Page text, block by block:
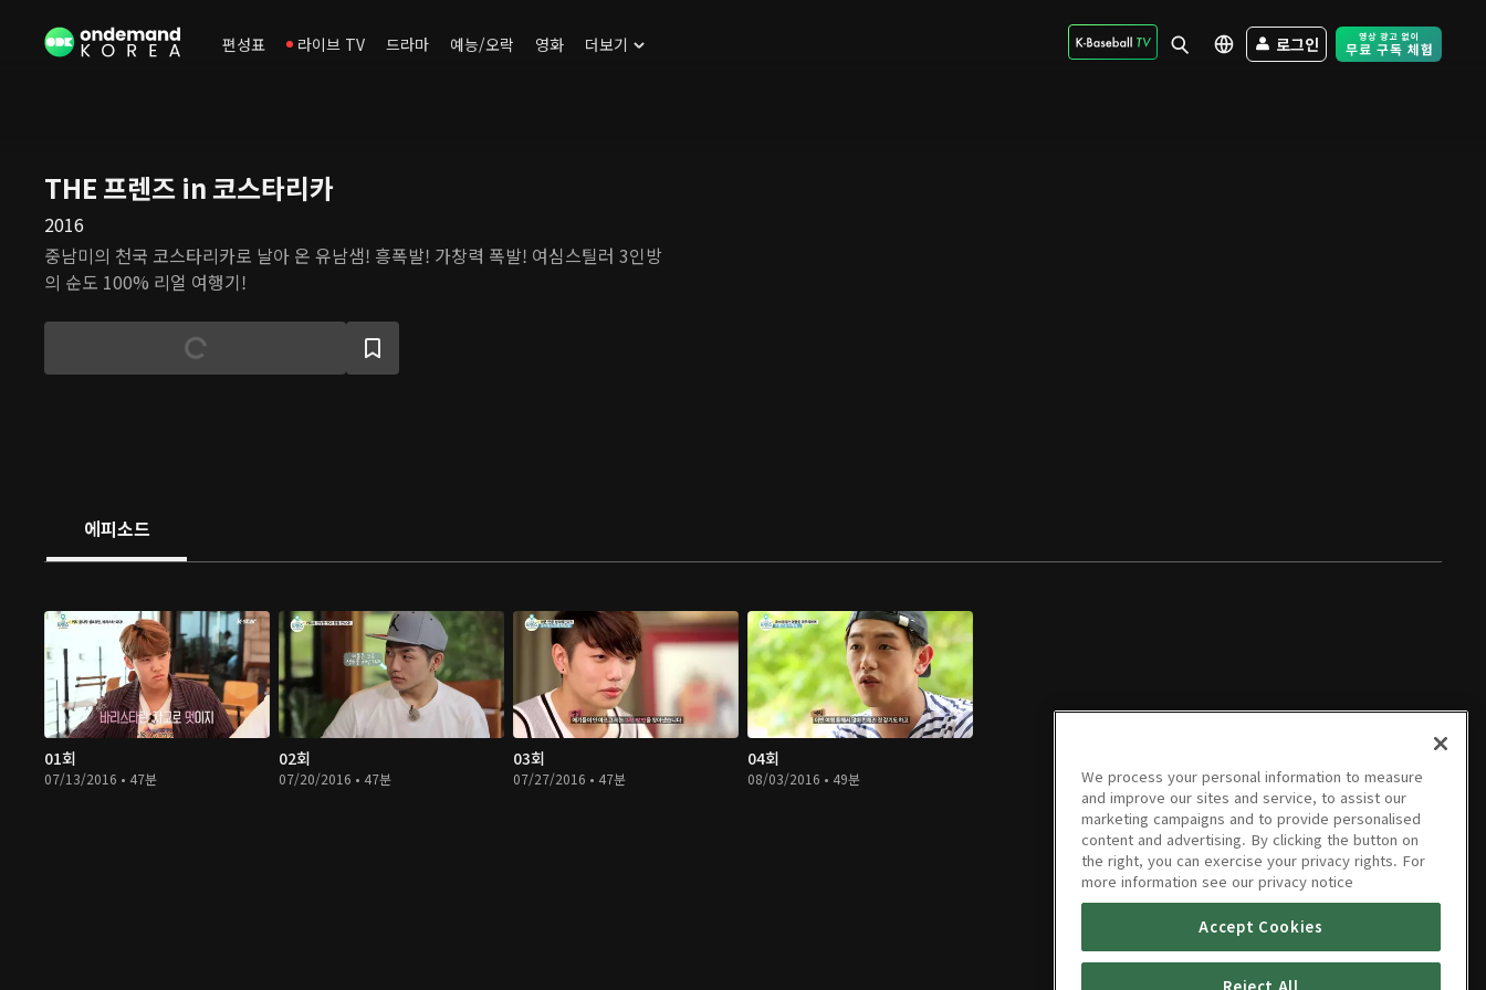
편성표 라이브 TV 드라마 예능/오락 영화 더보기 로그인 Free Trial -
THE 프렌즈 in 코스타리카
2016
중남미의 천국 코스타리카로 날아 온 유남샘! 흥폭발! 가창력 폭발! 여심스틸러 3인방
의 순도 100% 리얼 여행기!
에피소드
01회
07/13/2016 • 47분
02회
07/20/2016 • 47분
03회
07/27/2016 • 47분
04회
08/03/2016 • 49분
We process your personal information to measure
and improve our sites and service, to assist our
marketing campaigns and to provide personalised
content and advertising. By clicking the button on
the right, you can exercise your privacy rights. For
more information see our privacy notice
Accept Cookies